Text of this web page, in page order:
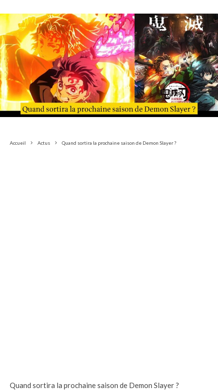
Accueil Actus Quand sortira la prochaine saison de Demon Slayer ?
Quand sortira la prochaine saison de Demon Slayer ?